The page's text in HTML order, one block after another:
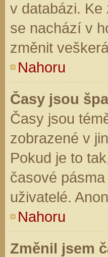
v databázi.
se nachází v
změnit
Nahoru
Časy jsou
Časy jsou
zobrazené v
Pokud je to
časové
uživatelé.
Nahoru
Změnil jsem